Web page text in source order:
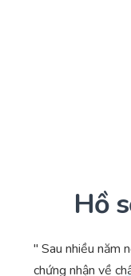
Hồ
" Sau nhiều năm
chứng nhận về